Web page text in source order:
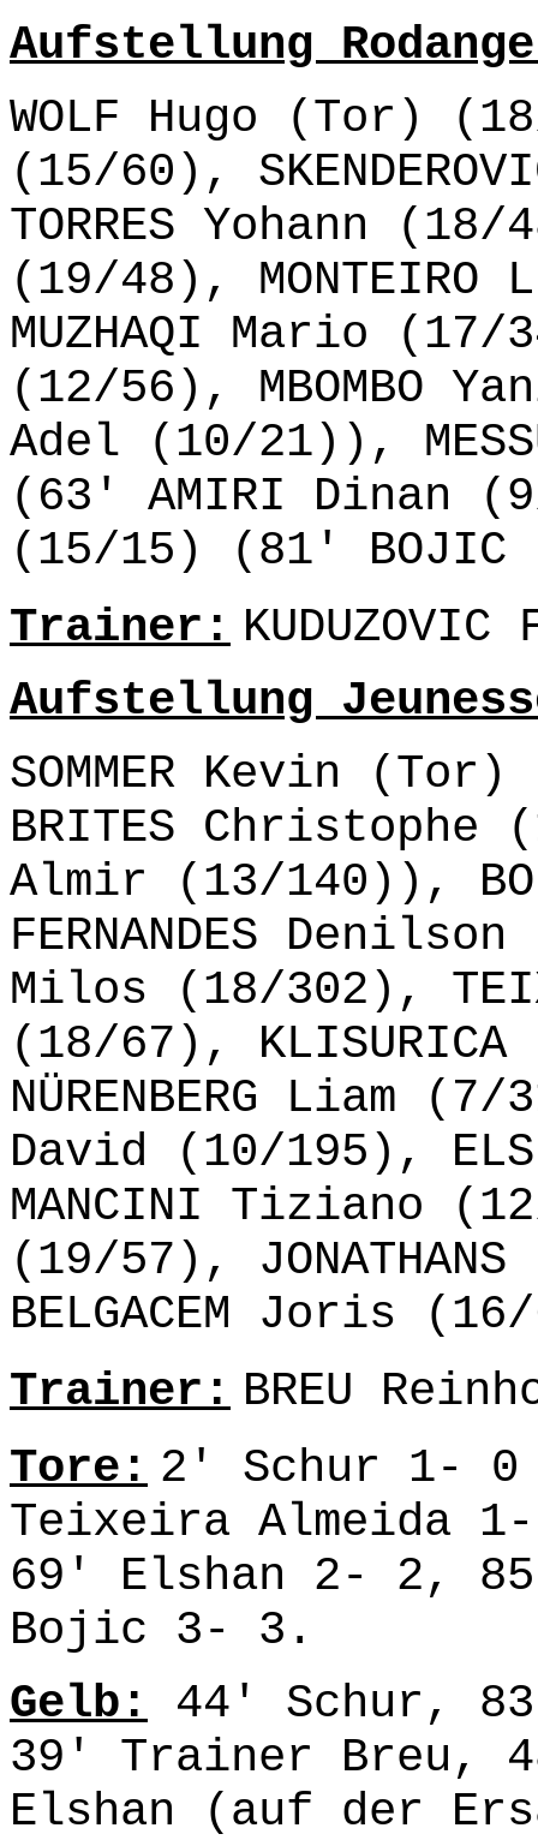
Aufstellung
WOLF Hugo (Tor)
(15/60),
TORRES Yohann (18/
(19/48),
MUZHAQI Mario (17/
(12/56), MBOMBO
Adel (10/21)),
(63' AMIRI Dinan
(15/15) (81'
Trainer:
Aufstellung
SOMMER Kevin (Tor)
BRITES Christophe
Almir (13/140)),
FERNANDES
Milos (18/302),
(18/67),
NÜRENBERG Liam (7/
David (10/195),
MANCINI Tiziano
(19/57),
BELGACEM Joris
Trainer: BREU
Tore: 2' Schur 1- 0
Teixeira Almeida
69' Elshan 2- 2,
Bojic 3- 3.
Gelb: 44' Schur,
39' Trainer Breu,
Elshan (auf der